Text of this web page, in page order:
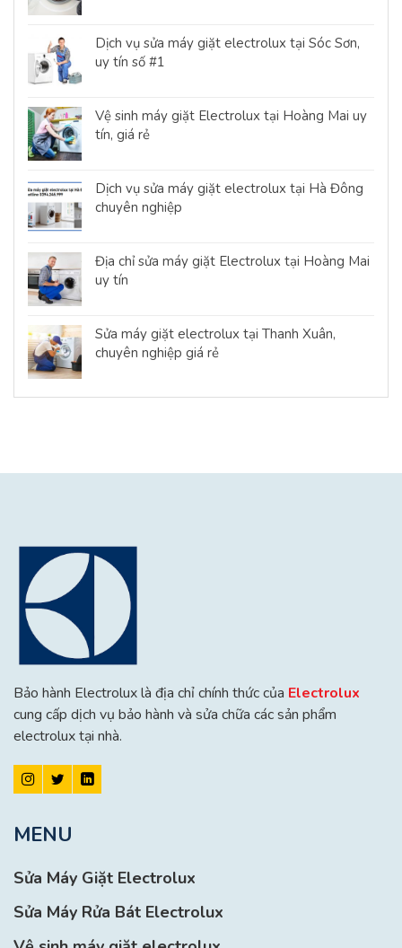
Dịch vụ sửa máy giặt electrolux tại Sóc Sơn,
uy tín số #1
Vệ sinh máy giặt Electrolux tại Hoàng Mai uy
tín, giá rẻ
Dịch vụ sửa máy giặt electrolux tại Hà Đông
chuyên nghiệp
Địa chỉ sửa máy giặt Electrolux tại Hoàng Mai
uy tín
Sửa máy giặt electrolux tại Thanh Xuân,
chuyên nghiệp giá rẻ
Bảo hành Electrolux là địa chỉ chính thức của Electrolux
cung cấp dịch vụ bảo hành và sửa chữa các sản phẩm
electrolux tại nhà.
MENU
Sửa Máy Giặt Electrolux
Sửa Máy Rửa Bát Electrolux